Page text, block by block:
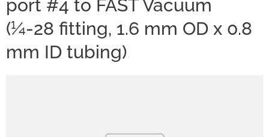
port #4 to FAST Vacuum
(¼-28 fitting, 1.6 mm OD x 0.8
mm ID tubing)